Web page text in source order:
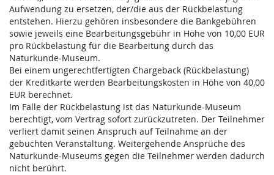
Aufwendung zu ersetzen, der/die aus der Rückbelastung
entstehen. Hierzu gehören insbesondere die Bankgebühren
sowie jeweils eine Bearbeitungsgebühr in Höhe von 10,00 EUR
pro Rückbelastung für die Bearbeitung durch das
Naturkunde-Museum.
Bei einem ungerechtfertigten Chargeback (Rückbelastung)
der Kreditkarte werden Bearbeitungskosten in Höhe von 40,00
EUR berechnet.
Im Falle der Rückbelastung ist das Naturkunde-Museum
berechtigt, vom Vertrag sofort zurückzutreten. Der Teilnehmer
verliert damit seinen Anspruch auf Teilnahme an der
gebuchten Veranstaltung. Weitergehende Ansprüche des
Naturkunde-Museums gegen die Teilnehmer werden dadurch
nicht berührt.